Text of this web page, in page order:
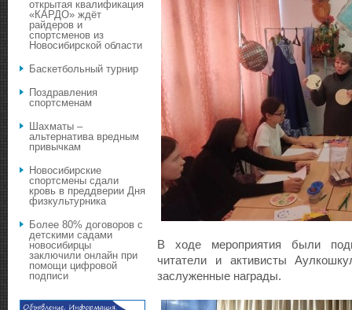
В ходе мероприятия были
читатели и активисты
заслуженные награды.
открытая квалификация
«КАРДО» ждёт
райдеров и
спортсменов из
Новосибирской области
Баскетбольный турнир
Поздравления
спортсменам
Шахматы –
альтернатива вредным
привычкам
Новосибирские
спортсмены сдали
кровь в преддверии Дня
физкультурника
Более 80% договоров с
детскими садами
новосибирцы
заключили онлайн при
помощи цифровой
подписи